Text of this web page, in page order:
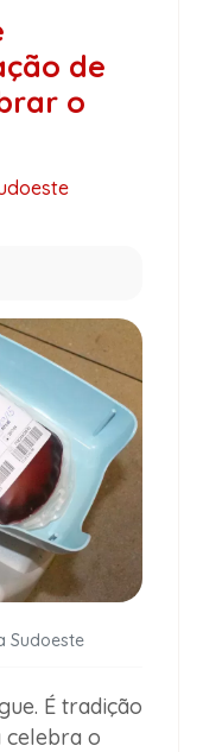
de
o
Sudoeste
É tradição
celebra o